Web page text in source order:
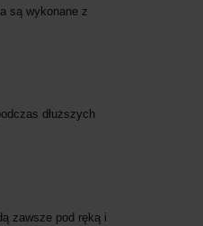
są wykonane z
dłuższych
zawsze pod ręką i